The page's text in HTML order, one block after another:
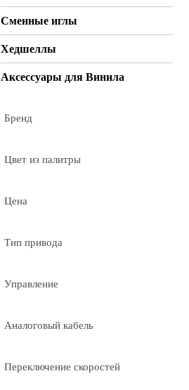
Сменные иглы
Хедшеллы
Аксессуары для Винила
Бренд
Цвет из палитры
Цена
Тип привода
Управление
Аналоговый кабель
Переключение скоростей